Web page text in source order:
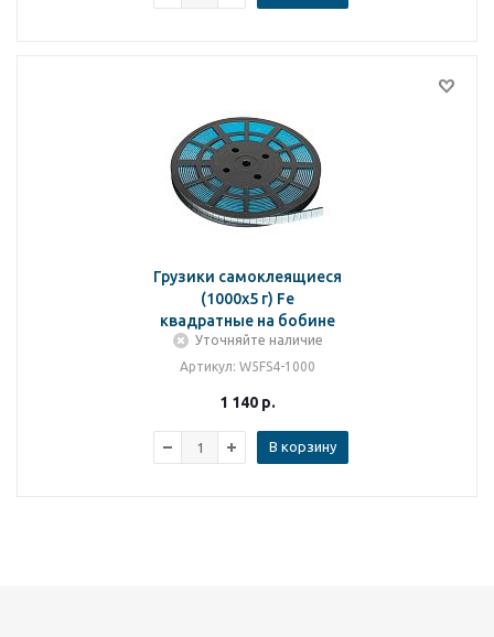
Грузики самоклеящиеся
(1000х5 г) Fe
квадратные на бобине
Уточняйте наличие
Артикул: W5FS4-1000
1 140 р.
В корзину